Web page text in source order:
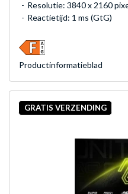
Resolutie: 3840 x 2160
Reactietijd: 1 ms (GtG)
Product­informatieblad
GRATIS VERZENDING